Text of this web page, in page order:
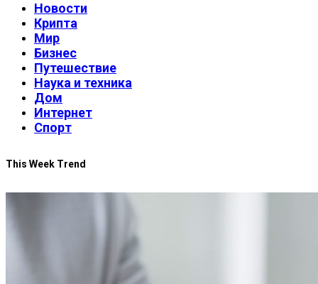
Новости
Крипта
Мир
Бизнес
Путешествие
Наука и техника
Дом
Интернет
Спорт
This Week Trend